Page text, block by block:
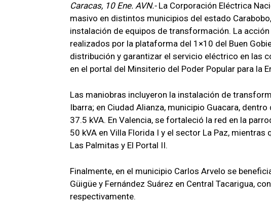
Caracas, 10 Ene. AVN.- La Corporación Eléctrica
masivo en distintos municipios del estado
instalación de equipos de transformación. La
realizados por la plataforma del 1×10 del Buen
distribución y garantizar el servicio eléctrico en las
en el portal del Minsiterio del Poder Popular para la
Las maniobras incluyeron la instalación de
Ibarra; en Ciudad Alianza, municipio Guacara,
37.5 kVA. En Valencia, se fortaleció la red en la
50 kVA en Villa Florida I y el sector La Paz,
Las Palmitas y El Portal II.
Finalmente, en el municipio Carlos Arvelo se
Güigüe y Fernández Suárez en Central Tacarigua,
respectivamente.